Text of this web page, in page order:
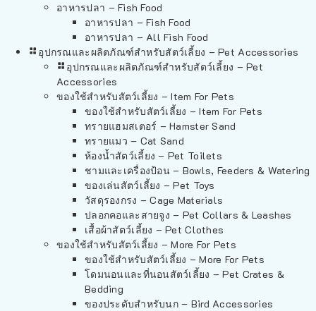
อาหารปลา – Fish Food
อาหารปลา – Fish Food
อาหารปลา – All Fish Food
อุปกรณและผลิตภัณฑ์สำหรับสัตว์เลี้ยง – Pet Accessories
อุปกรณและผลิตภัณฑ์สำหรับสัตว์เลี้ยง – Pet
Accessories
ของใช้สำหรับสัตว์เลี้ยง – Item For Pets
ของใช้สำหรับสัตว์เลี้ยง – Item For Pets
ทรายแฮมสเตอร์ – Hamster Sand
ทรายแมว – Cat Sand
ห้องน้ำสัตว์เลี้ยง – Pet Toilets
ชามและเครื่องป้อน – Bowls, Feeders & Watering
ของเล่นสัตว์เลี้ยง – Pet Toys
วัสดุรองกรง – Cage Materials
ปลอกคอและสายจูง – Pet Collars & Leashes
เสื้อผ้าสัตว์เลี้ยง – Pet Clothes
ของใช้สำหรับสัตว์เลี้ยง – More For Pets
ของใช้สำหรับสัตว์เลี้ยง – More For Pets
โดมนอนและที่นอนสัตว์เลี้ยง – Pet Crates &
Bedding
ของประดับสำหรับนก – Bird Accessories